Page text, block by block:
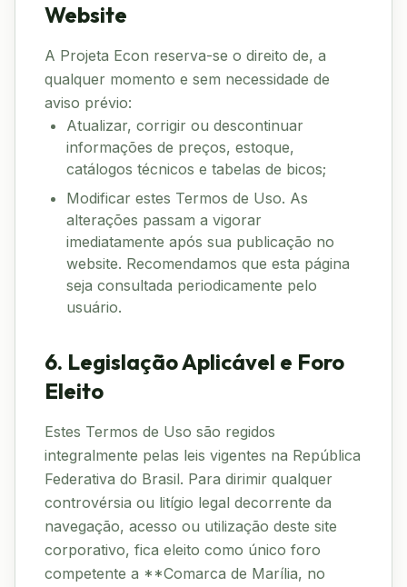
Website
A Projeta Econ reserva-se o direito de, a
qualquer momento e sem necessidade de
aviso prévio:
Atualizar, corrigir ou descontinuar
informações de preços, estoque,
catálogos técnicos e tabelas de bicos;
Modificar estes Termos de Uso. As
alterações passam a vigorar
imediatamente após sua publicação no
website. Recomendamos que esta página
seja consultada periodicamente pelo
usuário.
6. Legislação Aplicável e Foro
Eleito
Estes Termos de Uso são regidos
integralmente pelas leis vigentes na República
Federativa do Brasil. Para dirimir qualquer
controvérsia ou litígio legal decorrente da
navegação, acesso ou utilização deste site
corporativo, fica eleito como único foro
competente a **Comarca de Marília, no